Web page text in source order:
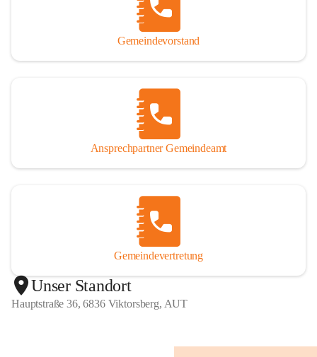
Gemeindevorstand
Ansprechpartner Gemeindeamt
Gemeindevertretung
Unser Standort
Hauptstraße 36, 6836 Viktorsberg, AUT